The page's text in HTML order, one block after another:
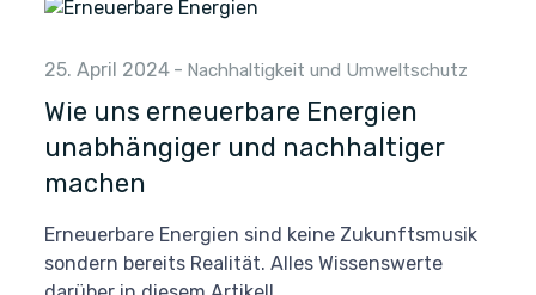
25. April 2024 - Nachhaltigkeit und Umweltschutz
Wie uns erneuerbare Energien
unabhängiger und nachhaltiger
machen
Erneuerbare Energien sind keine Zukunftsmusik
sondern bereits Realität. Alles Wissenswerte